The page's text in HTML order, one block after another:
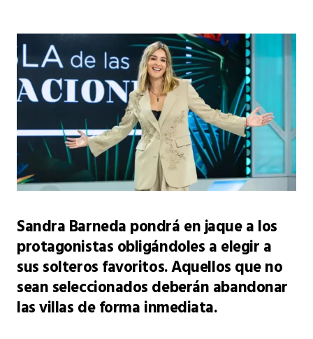
Sandra Barneda pondrá en jaque a los
protagonistas obligándoles a elegir a
sus solteros favoritos. Aquellos que no
sean seleccionados deberán abandonar
las villas de forma inmediata.